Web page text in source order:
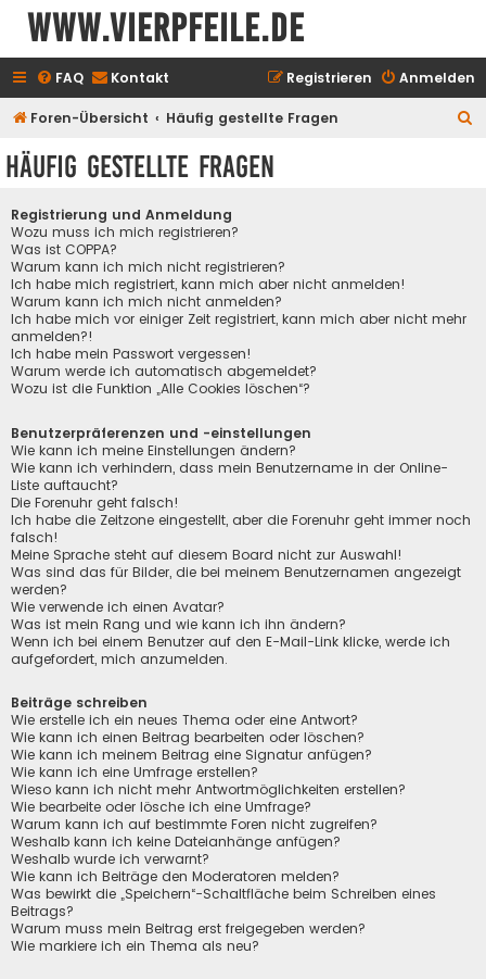
www.vierpfeile.de
FAQ Kontakt Anmelden
Registrieren
Foren-Übersicht Häufig gestellte Fragen
Häufig gestellte Fragen
Registrierung und Anmeldung
Wozu muss ich mich registrieren?
Was ist COPPA?
Warum kann ich mich nicht registrieren?
Ich habe mich registriert, kann mich aber nicht anmelden!
Warum kann ich mich nicht anmelden?
Ich habe mich vor einiger Zeit registriert, kann mich aber nicht mehr
anmelden?!
Ich habe mein Passwort vergessen!
Warum werde ich automatisch abgemeldet?
Wozu ist die Funktion „Alle Cookies löschen“?
Benutzerpräferenzen und -einstellungen
Wie kann ich meine Einstellungen ändern?
Wie kann ich verhindern, dass mein Benutzername in der Online-
Liste auftaucht?
Die Forenuhr geht falsch!
Ich habe die Zeitzone eingestellt, aber die Forenuhr geht immer noch
falsch!
Meine Sprache steht auf diesem Board nicht zur Auswahl!
Was sind das für Bilder, die bei meinem Benutzernamen angezeigt
werden?
Wie verwende ich einen Avatar?
Was ist mein Rang und wie kann ich ihn ändern?
Wenn ich bei einem Benutzer auf den E-Mail-Link klicke, werde ich
aufgefordert, mich anzumelden.
Beiträge schreiben
Wie erstelle ich ein neues Thema oder eine Antwort?
Wie kann ich einen Beitrag bearbeiten oder löschen?
Wie kann ich meinem Beitrag eine Signatur anfügen?
Wie kann ich eine Umfrage erstellen?
Wieso kann ich nicht mehr Antwortmöglichkeiten erstellen?
Wie bearbeite oder lösche ich eine Umfrage?
Warum kann ich auf bestimmte Foren nicht zugreifen?
Weshalb kann ich keine Dateianhänge anfügen?
Weshalb wurde ich verwarnt?
Wie kann ich Beiträge den Moderatoren melden?
Was bewirkt die „Speichern“-Schaltfläche beim Schreiben eines
Beitrags?
Warum muss mein Beitrag erst freigegeben werden?
Wie markiere ich ein Thema als neu?